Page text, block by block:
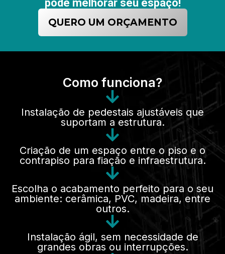
pode melhorar seu espaço!
QUERO UM ORÇAMENTO
Como funciona?
Instalação de pedestais ajustáveis que
suportam a estrutura.
Criação de um espaço entre o piso e o
contrapiso para fiação e infraestrutura.
Escolha o acabamento perfeito para o seu
ambiente: cerâmica, PVC, madeira, entre
outros.
Instalação ágil, sem necessidade de
grandes obras ou interrupções.